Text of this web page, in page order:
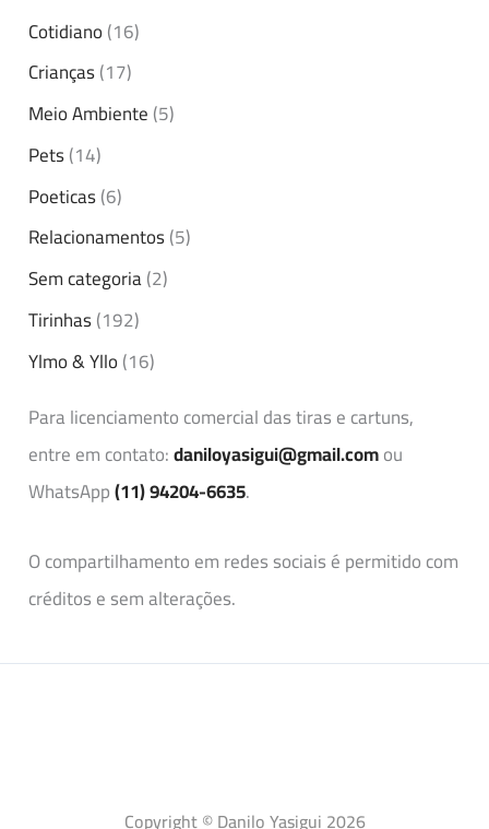
Cotidiano(16)
Crianças(17)
Meio Ambiente(5)
Pets(14)
Poeticas(6)
Relacionamentos(5)
Sem categoria(2)
Tirinhas(192)
Ylmo & Yllo(16)
Para licenciamento comercial das tiras e cartuns,
entre em contato:daniloyasigui@gmail.comou
WhatsApp(11) 94204-6635.
O compartilhamento em redes sociais é permitido com
créditos e sem alterações.
Copyright © Danilo Yasigui 2026